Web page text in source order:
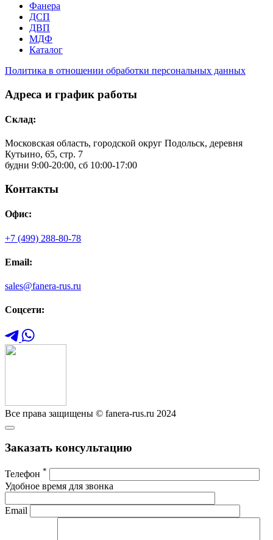
Фанера
ДСП
ДВП
МДФ
Каталог
Политика в отношении обработки персональных данных
Адреса и график работы
Склад:
Московская область, городской округ Подольск, деревня
Кутьино, 65, стр. 7
будни 9:00-20:00, сб 10:00-17:00
Контакты
Офис:
+7 (499) 288-80-78
Email:
sales@fanera-rus.ru
Соцсети:
Все права защищены © fanera-rus.ru 2024
Заказать консультацию
Телефон *
Удобное время для звонка
Email